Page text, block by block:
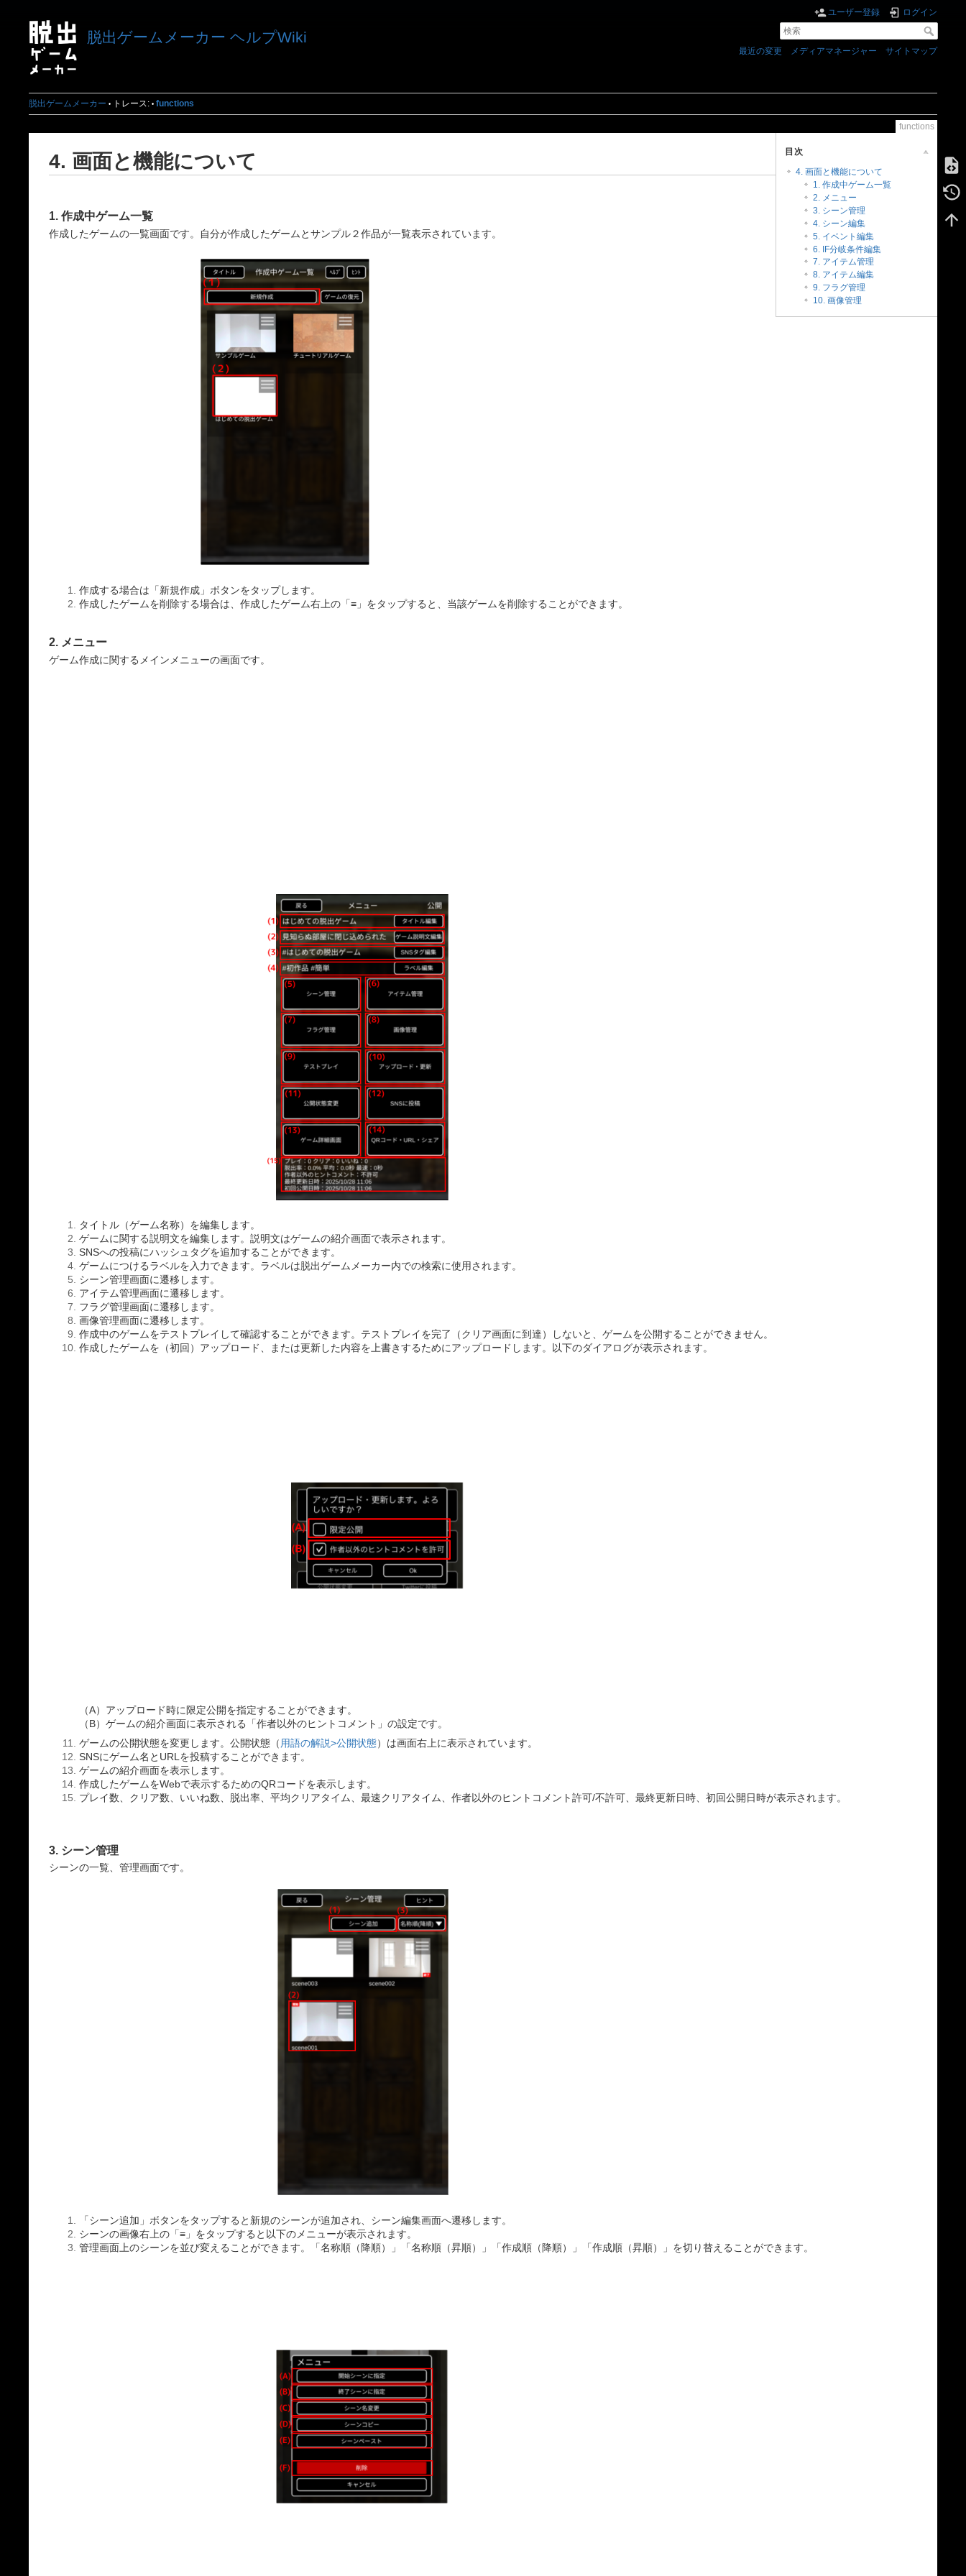
脱出ゲームメーカー ヘルプWiki
ユーザー登録 ログイン
最近の変更 メディアマネージャー サイトマップ
脱出ゲームメーカー • トレース: • functions
functions
目次
4. 画面と機能について
1. 作成中ゲーム一覧
2. メニュー
3. シーン管理
4. シーン編集
5. イベント編集
6. IF分岐条件編集
7. アイテム管理
8. アイテム編集
9. フラグ管理
10. 画像管理
4. 画面と機能について
1. 作成中ゲーム一覧
作成したゲームの一覧画面です。自分が作成したゲームとサンプル２作品が一覧表示されています。
作成する場合は「新規作成」ボタンをタップします。
作成したゲームを削除する場合は、作成したゲーム右上の「≡」をタップすると、当該ゲームを削除することができます。
2. メニュー
ゲーム作成に関するメインメニューの画面です。
タイトル（ゲーム名称）を編集します。
ゲームに関する説明文を編集します。説明文はゲームの紹介画面で表示されます。
SNSへの投稿にハッシュタグを追加することができます。
ゲームにつけるラベルを入力できます。ラベルは脱出ゲームメーカー内での検索に使用されます。
シーン管理画面に遷移します。
アイテム管理画面に遷移します。
フラグ管理画面に遷移します。
画像管理画面に遷移します。
作成中のゲームをテストプレイして確認することができます。テストプレイを完了（クリア画面に到達）しないと、ゲームを公開することができません。
作成したゲームを（初回）アップロード、または更新した内容を上書きするためにアップロードします。以下のダイアログが表示されます。
（A）アップロード時に限定公開を指定することができます。
（B）ゲームの紹介画面に表示される「作者以外のヒントコメント」の設定です。
ゲームの公開状態を変更します。公開状態（ 用語の解説>公開状態）は画面右上に表示されています。
SNSにゲーム名とURLを投稿することができます。
ゲームの紹介画面を表示します。
作成したゲームをWebで表示するためのQRコードを表示します。
プレイ数、クリア数、いいね数、脱出率、平均クリアタイム、最速クリアタイム、作者以外のヒントコメント許可/不許可、最終更新日時、初回公開日時が表示されます。
3. シーン管理
シーンの一覧、管理画面です。
「シーン追加」ボタンをタップすると新規のシーンが追加され、シーン編集画面へ遷移します。
シーンの画像右上の「≡」をタップすると以下のメニューが表示されます。
管理画面上のシーンを並び変えることができます。「名称順（降順）」「名称順（昇順）」「作成順（降順）」「作成順（昇順）」を切り替えることができます。